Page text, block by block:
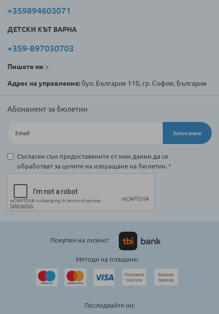
+359894603071
ДЕТСКИ КЪТ ВАРНА
+359-897030703
Пишете ни >
Адрес на управление:бул. България 110, гр. София, България
Абонамент за бюлетин
Записване
Съгласен съм предоставените от мен данни да се
обработват за целите на изпращане на бюлетин.
Покупки на лизинг:
Методи на плащане:
Последвайте ни: